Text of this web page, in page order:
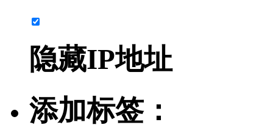
隐藏IP地址
添加标签：